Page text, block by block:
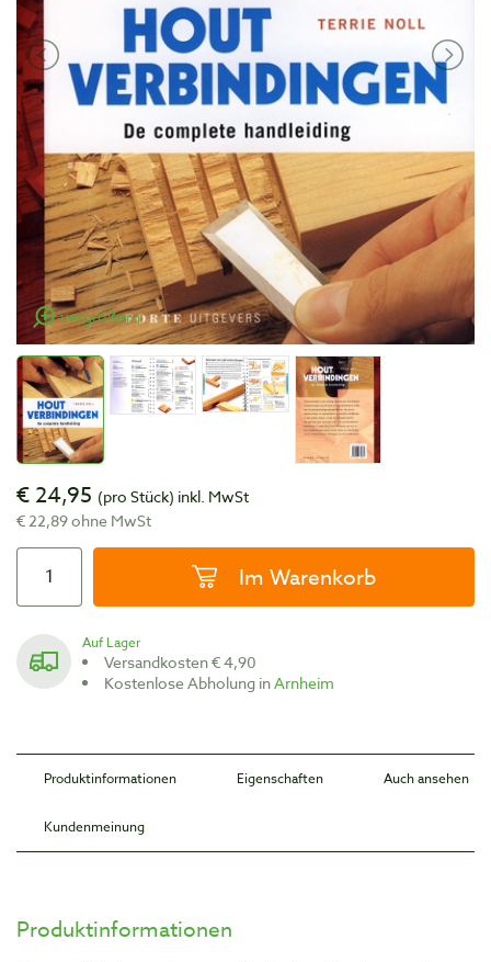
vergrößern
€ 24,95 (pro Stück) inkl. MwSt
€ 22,89 ohne MwSt
Im Warenkorb
Auf Lager
Versandkosten € 4,90
Kostenlose Abholung inArnheim
Produktinformationen Eigenschaften Auch ansehen
Kundenmeinung
Produktinformationen